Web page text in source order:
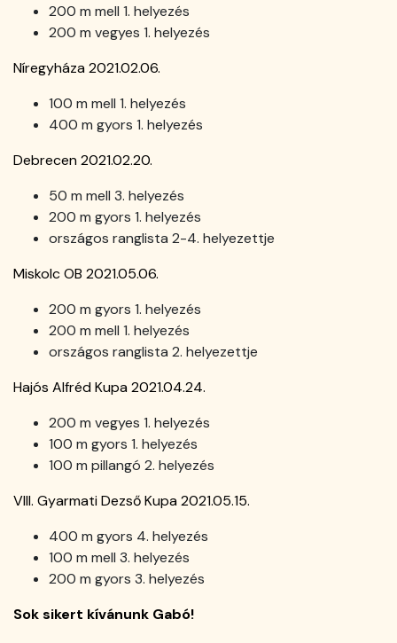
200 m mell 1. helyezés
200 m vegyes 1. helyezés
Níregyháza 2021.02.06.
100 m mell 1. helyezés
400 m gyors 1. helyezés
Debrecen 2021.02.20.
50 m mell 3. helyezés
200 m gyors 1. helyezés
országos ranglista 2-4. helyezettje
Miskolc OB 2021.05.06.
200 m gyors 1. helyezés
200 m mell 1. helyezés
országos ranglista 2. helyezettje
Hajós Alfréd Kupa 2021.04.24.
200 m vegyes 1. helyezés
100 m gyors 1. helyezés
100 m pillangó 2. helyezés
VIII. Gyarmati Dezső Kupa 2021.05.15.
400 m gyors 4. helyezés
100 m mell 3. helyezés
200 m gyors 3. helyezés
Sok sikert kívánunk Gabó!